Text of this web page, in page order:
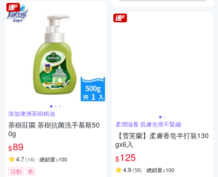
添加澳洲茶樹精油
茶樹莊園 茶樹抗菌洗手慕斯50
0g
$89
4.7(14) 總銷量>100
活動 券
柔潤滋養 肌膚光滑不緊繃
【雪芙蘭】柔膚香皂半打裝130
gx6入
$125
4.9 (58) 總銷量>100